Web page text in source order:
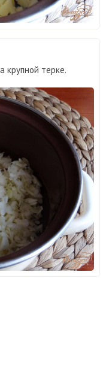
крупной терке.